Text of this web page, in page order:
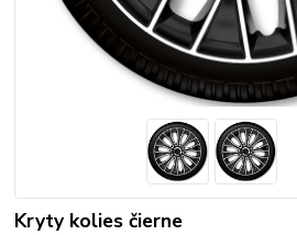
Kryty kolies čierne